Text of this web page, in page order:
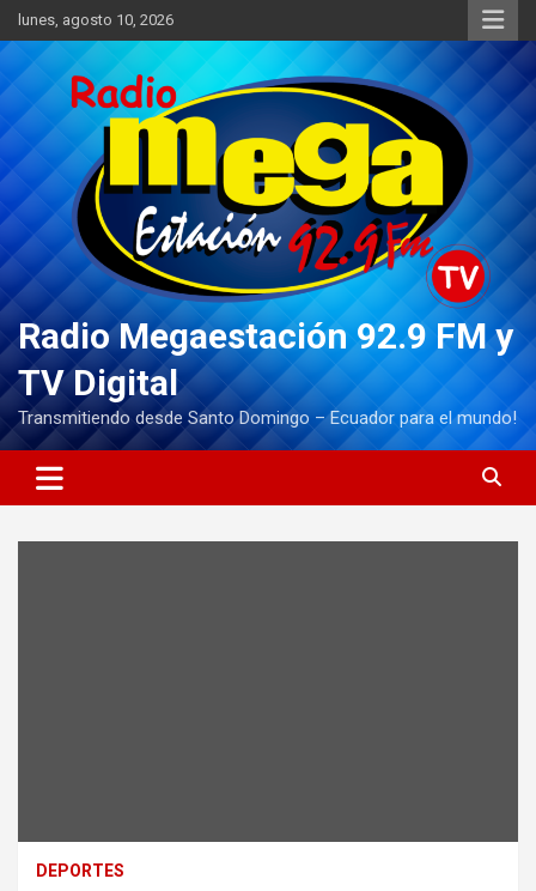
Saltar
al
contenido
lunes, agosto 10, 2026
Radio Megaestación 92.9 FM y
TV Digital
Transmitiendo desde Santo Domingo – Ecuador para el mundo!
DEPORTES